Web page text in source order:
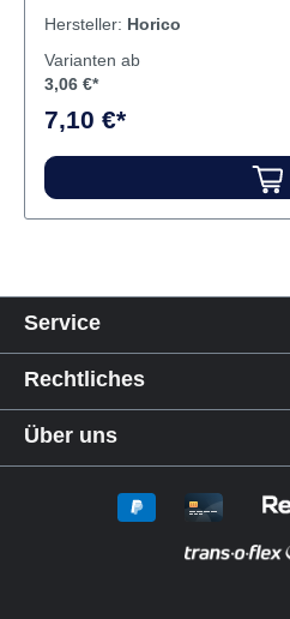
Streifen
Hersteller: Horico
Varianten ab
3,06 €*
7,10 €*
Service
Rechtliches
Über uns